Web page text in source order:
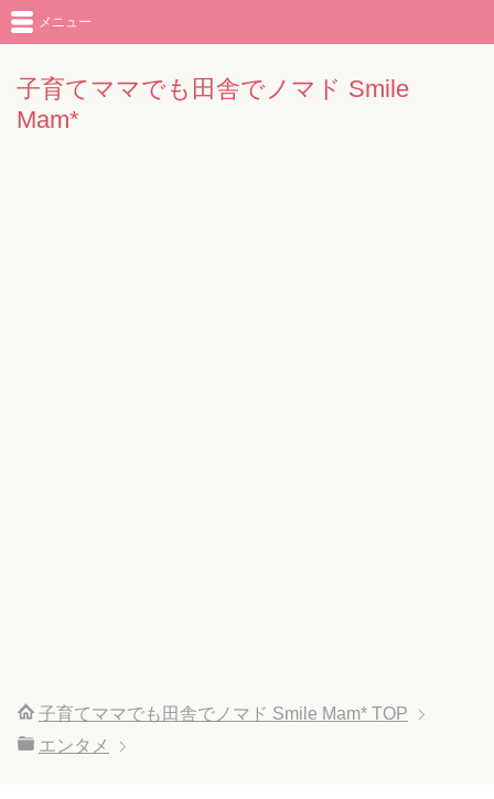
子育てママでも田舎でノマド Smile
Mam*
メニュー
子育てママでも田舎でノマド Smile Mam* TOP
エンタメ